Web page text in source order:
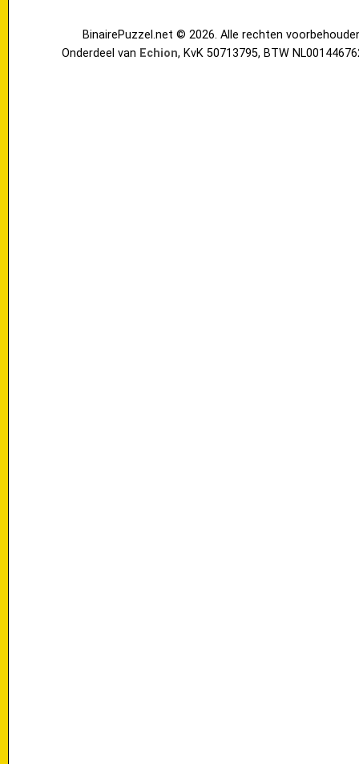
BinairePuzzel.net © 2026. Alle rechten
Onderdeel van Echion, KvK 50713795, BTW